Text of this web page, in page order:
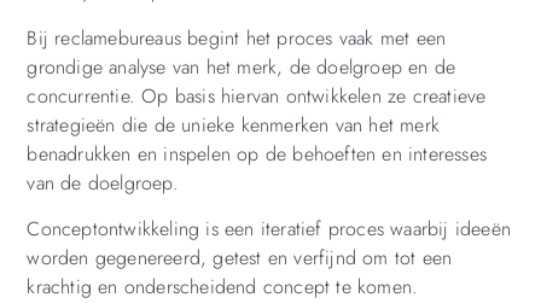
Bij reclamebureaus begint het proces vaak met een
grondige analyse van het merk, de doelgroep en de
concurrentie. Op basis hiervan ontwikkelen ze creatieve
strategieën die de unieke kenmerken van het merk
benadrukken en inspelen op de behoeften en interesses
van de doelgroep.
Conceptontwikkeling is een iteratief proces waarbij ideeën
worden gegenereerd, getest en verfijnd om tot een
krachtig en onderscheidend concept te komen.